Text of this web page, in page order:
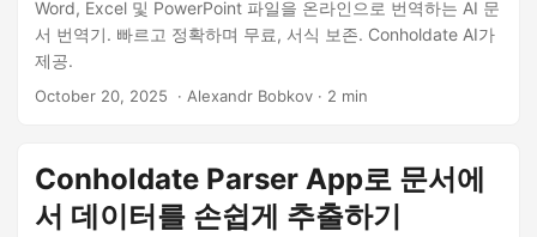
Word, Excel 및 PowerPoint 파일을 온라인으로 번역하는 AI 문
서 번역기. 빠르고 정확하며 무료, 서식 보존. Conholdate AI가
제공.
October 20, 2025 ‎ · Alexandr Bobkov · 2 min
Conholdate Parser App로 문서에
서 데이터를 손쉽게 추출하기